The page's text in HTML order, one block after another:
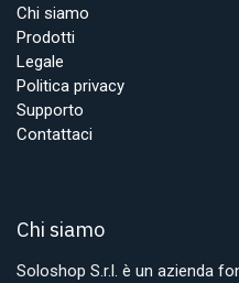
Chi siamo
Prodotti
Legale
Politica privacy
Supporto
Contattaci
Chi siamo
Soloshop S.r.l. è un azienda